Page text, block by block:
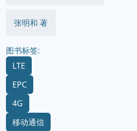
张明和 著
图书标签:
LTE
EPC
4G
移动通信